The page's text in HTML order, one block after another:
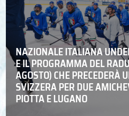
NAZIONALE ITALIANA
E IL PROGRAMMA DEL
AGOSTO) CHE PRECEDERÀ
SVIZZERA PER DUE
PIOTTA E LUGANO